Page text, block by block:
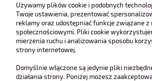
O nas
Obsługa klienta
Używamy plików cookie i podobnych
Twoje ustawienia, prezentować
reklamy oraz udostępniać funkcje związane z
społecznościowymi. Pliki cookie
mierzenia ruchu i analizowania sposobu
strony internetowej.
Domyślnie włączone są jedynie pliki
działania strony. Poniżej możesz